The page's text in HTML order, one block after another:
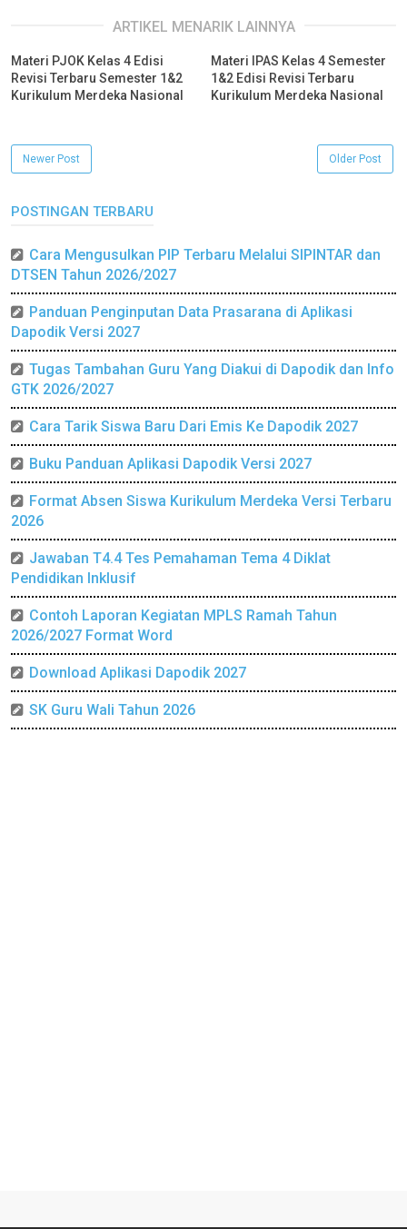
ARTIKEL MENARIK LAINNYA
Materi PJOK Kelas 4 Edisi
Revisi Terbaru Semester 1&2
Kurikulum Merdeka Nasional
Materi IPAS Kelas 4 Semester
1&2 Edisi Revisi Terbaru
Kurikulum Merdeka Nasional
Newer Post Older Post
POSTINGAN TERBARU
Cara Mengusulkan PIP Terbaru Melalui SIPINTAR dan
DTSEN Tahun 2026/2027
Panduan Penginputan Data Prasarana di Aplikasi
Dapodik Versi 2027
Tugas Tambahan Guru Yang Diakui di Dapodik dan Info
GTK 2026/2027
Cara Tarik Siswa Baru Dari Emis Ke Dapodik 2027
Buku Panduan Aplikasi Dapodik Versi 2027
Format Absen Siswa Kurikulum Merdeka Versi Terbaru
2026
Jawaban T4.4 Tes Pemahaman Tema 4 Diklat
Pendidikan Inklusif
Contoh Laporan Kegiatan MPLS Ramah Tahun
2026/2027 Format Word
Download Aplikasi Dapodik 2027
SK Guru Wali Tahun 2026